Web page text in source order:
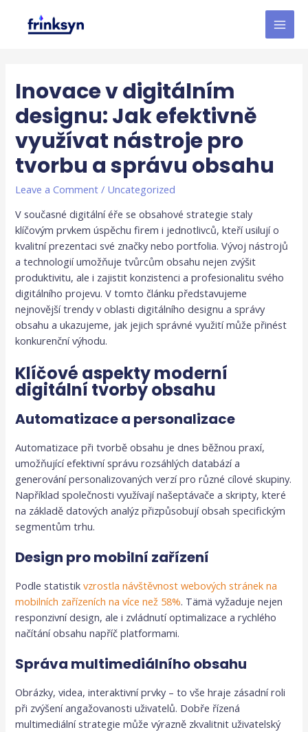
Inovace v digitálním
designu: Jak efektivně
využívat nástroje pro
tvorbu a správu obsahu
Leave a Comment / Uncategorized
V současné digitální éře se obsahové strategie staly
klíčovým prvkem úspěchu firem i jednotlivců, kteří usilují o
kvalitní prezentaci své značky nebo portfolia. Vývoj nástrojů
a technologií umožňuje tvůrcům obsahu nejen zvýšit
produktivitu, ale i zajistit konzistenci a profesionalitu svého
digitálního projevu. V tomto článku představujeme
nejnovější trendy v oblasti digitálního designu a správy
obsahu a ukazujeme, jak jejich správné využití může přinést
konkurenční výhodu.
Klíčové aspekty moderní
digitální tvorby obsahu
Automatizace a personalizace
Automatizace při tvorbě obsahu je dnes běžnou praxí,
umožňující efektivní správu rozsáhlých databází a
generování personalizovaných verzí pro různé cílové skupiny.
Například společnosti využívají našeptávače a skripty, které
na základě datových analýz přizpůsobují obsah specifickým
segmentům trhu.
Design pro mobilní zařízení
Podle statistikvzrostla návštěvnost webových stránek na
mobilních zařízeních na více než 58%. Tämä vyžaduje nejen
responzivní design, ale i zvládnutí optimalizace a rychlého
načítání obsahu napříč platformami.
Správa multimediálního obsahu
Obrázky, videa, interaktivní prvky – to vše hraje zásadní roli
při zvýšení angažovanosti uživatelů. Dobře řízená
multimediální strategie může výrazně zkvalitnit uživatelský